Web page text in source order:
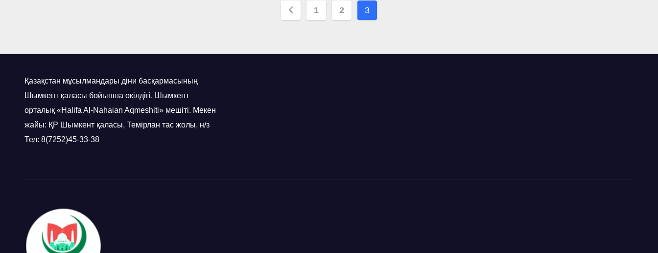
Posts
1 2 3
Қазақстан мұсылмандары діни басқармасының
Шымкент қаласы бойынша өкілдігі, Шымкент
орталық «Halifa Al-Nahaian Aqmeshiti» мешіті. Мекен
жайы: ҚР Шымкент қаласы, Темірлан тас жолы, н/з
Тел: 8(7252)45-33-38